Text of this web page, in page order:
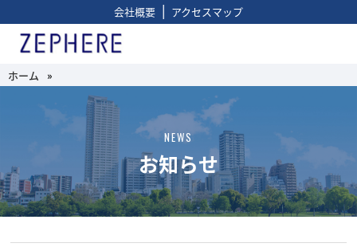
会社概要 | アクセスマップ
ホーム »
NEWS
お知らせ